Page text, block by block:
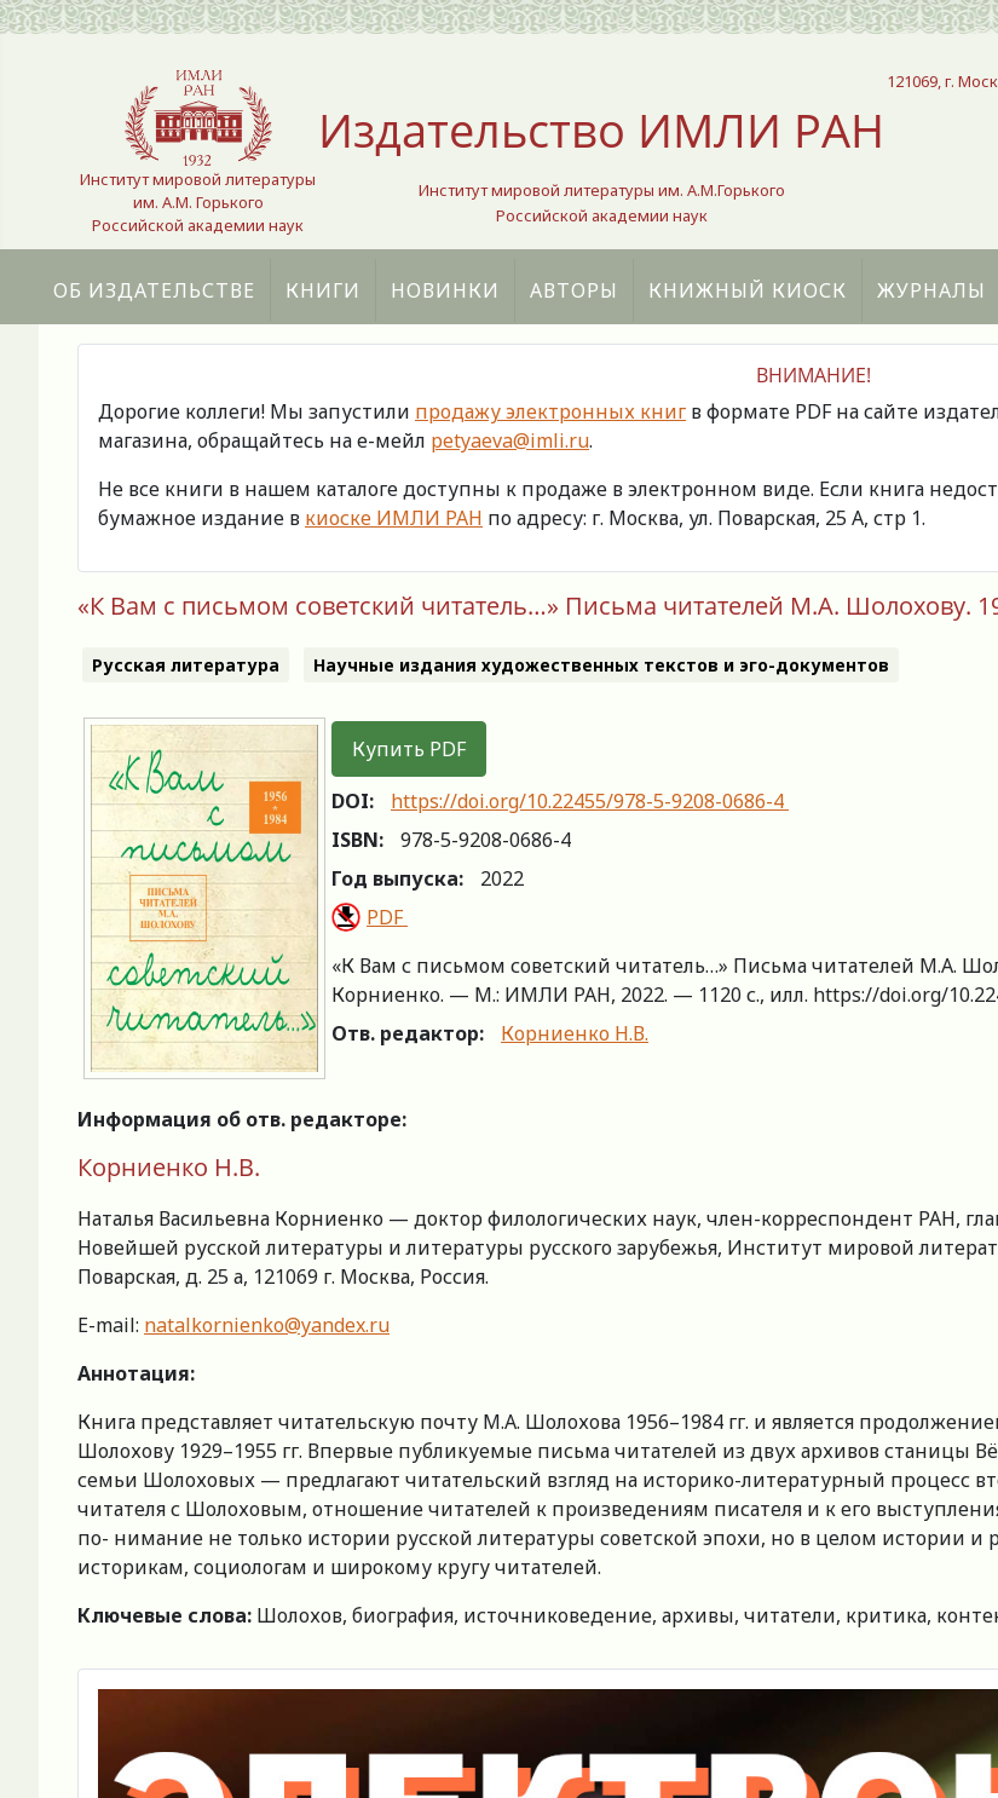
Выберите язык
Институт мировой литературы
им. А.М. Горького
Российской академии наук
Издательство ИМЛИ РАН
Институт мировой литературы им. А.М.Горького
Российской академии наук
121069, г.
ОБ ИЗДАТЕЛЬСТВЕ КНИГИ НОВИНКИ АВТОРЫ КНИЖНЫЙ КИОСК ЖУРНАЛЫ
ВНИМАНИЕ!
Дорогие коллеги! Мы запустили продажу электронных книг в формате PDF на сайте
магазина, обращайтесь на е-мейл petyaeva@imli.ru.
Не все книги в нашем каталоге доступны к продаже в электронном виде. Если книга
бумажное издание в киоске ИМЛИ РАН по адресу: г. Москва, ул. Поварская, 25 А, стр 1.
«К Вам с письмом советский читатель…» Письма читателей М.А. Шолохову.
Русская литература Научные издания художественных текстов и эго-документов
Купить PDF
DOI:
https://doi.org/10.22455/978-5-9208-0686-4
ISBN:
978-5-9208-0686-4
Год выпуска:
2022
PDF
«К Вам с письмом советский читатель…» Письма читателей М.А.
Корниенко. — М.: ИМЛИ РАН, 2022. — 1120 с., илл. https://doi.org/
Отв. редактор:
Корниенко Н.В.
Информация об отв. редакторе:
Корниенко Н.В.
Наталья Васильевна Корниенко — доктор филологических наук, член-корреспондент РАН,
Новейшей русской литературы и литературы русского зарубежья, Институт мировой
Поварская, д. 25 а, 121069 г. Москва, Россия.
E-mail: natalkornienko@yandex.ru
Аннотация:
Книга представляет читательскую почту М.А. Шолохова 1956–1984 гг. и является
Шолохову 1929–1955 гг. Впервые публикуемые письма читателей из двух архивов
семьи Шолоховых — предлагают читательский взгляд на историко-литературный процесс
читателя с Шолоховым, отношение читателей к произведениям писателя и к его
по- нимание не только истории русской литературы советской эпохи, но в целом истории и
историкам, социологам и широкому кругу читателей.
Ключевые слова: Шолохов, биография, источниковедение, архивы, читатели, критика,